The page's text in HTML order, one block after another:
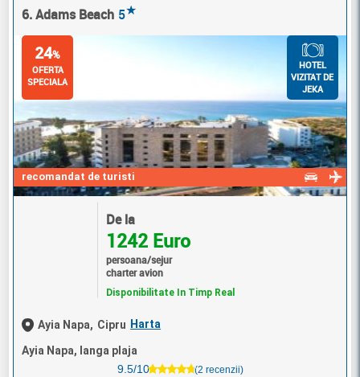
6. Adams Beach 5★
recomandat de turisti
24%
OFERTA
SPECIALA
HOTEL
VIZITAT DE
JEKA
De la
1242 Euro
persoana/sejur
charter avion
Disponibilitate In Timp Real
Ayia Napa, Cipru Harta
Ayia Napa, langa plaja
9.5/10
(2 recenzii)